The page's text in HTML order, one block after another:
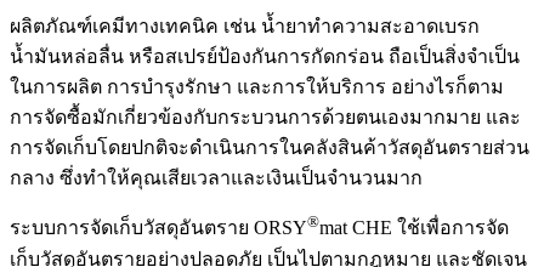
ผลิตภัณฑ์เคมีทางเทคนิค เช่น น้ำยาทำความสะอาดเบรก
น้ำมันหล่อลื่น หรือสเปรย์ป้องกันการกัดกร่อน ถือเป็นสิ่งจำเป็น
ในการผลิต การบำรุงรักษา และการให้บริการ อย่างไรก็ตาม
การจัดซื้อมักเกี่ยวข้องกับกระบวนการด้วยตนเองมากมาย และ
การจัดเก็บโดยปกติจะดำเนินการในคลังสินค้าวัสดุอันตรายส่วน
กลาง ซึ่งทำให้คุณเสียเวลาและเงินเป็นจำนวนมาก
ระบบการจัดเก็บวัสดุอันตราย ORSY®mat CHE ใช้เพื่อการจัด
เก็บวัสดุอันตรายอย่างปลอดภัย เป็นไปตามกฎหมาย และชัดเจน